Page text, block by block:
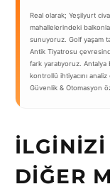
Real olarak; Yeşilyurt
mahallelerindeki
sunuyoruz. Golf yaşam
Antik Tiyatrosu
fark yaratıyoruz.
kontrollü ihtiyacını
Güvenlik & Otomasyon
İLGINIZI
DIĞER